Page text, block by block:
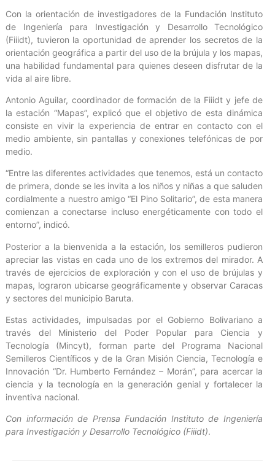
Con la orientación de investigadores de la Fundación Instituto
de Ingeniería para Investigación y Desarrollo Tecnológico
(Fiiidt), tuvieron la oportunidad de aprender los secretos de la
orientación geográfica a partir del uso de la brújula y los mapas,
una habilidad fundamental para quienes deseen disfrutar de la
vida al aire libre.
Antonio Aguilar, coordinador de formación de la Fiiidt y jefe de
la estación “Mapas”, explicó que el objetivo de esta dinámica
consiste en vivir la experiencia de entrar en contacto con el
medio ambiente, sin pantallas y conexiones telefónicas de por
medio.
“Entre las diferentes actividades que tenemos, está un contacto
de primera, donde se les invita a los niños y niñas a que saluden
cordialmente a nuestro amigo “El Pino Solitario”, de esta manera
comienzan a conectarse incluso energéticamente con todo el
entorno”, indicó.
Posterior a la bienvenida a la estación, los semilleros pudieron
apreciar las vistas en cada uno de los extremos del mirador. A
través de ejercicios de exploración y con el uso de brújulas y
mapas, lograron ubicarse geográficamente y observar Caracas
y sectores del municipio Baruta.
Estas actividades, impulsadas por el Gobierno Bolivariano a
través del Ministerio del Poder Popular para Ciencia y
Tecnología (Mincyt), forman parte del Programa Nacional
Semilleros Científicos y de la Gran Misión Ciencia, Tecnología e
Innovación “Dr. Humberto Fernández – Morán”, para acercar la
ciencia y la tecnología en la generación genial y fortalecer la
inventiva nacional.
Con información de Prensa Fundación Instituto de Ingeniería
para Investigación y Desarrollo Tecnológico (Fiiidt).